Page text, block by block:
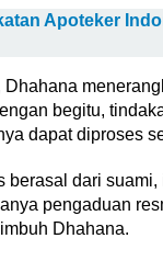
Apoteker
Dhahana
begitu,
dapat diproses
berasal dari
pengaduan
Dhahana.